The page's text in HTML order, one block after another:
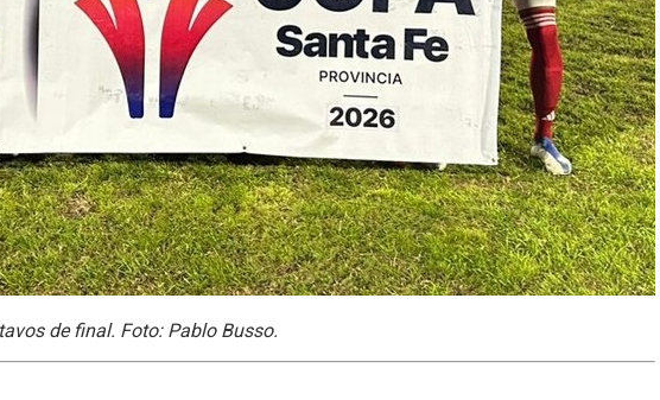
de final. Foto: Pablo Busso.